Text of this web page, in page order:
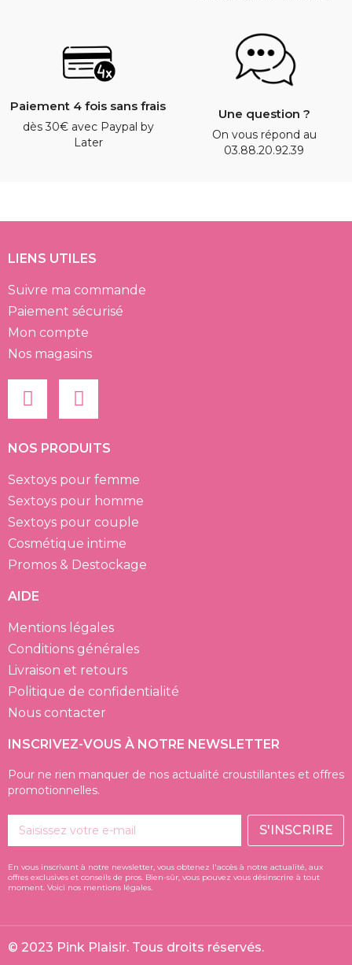
Paiement 4 fois sans frais
dès 30€ avec Paypal by
Later
Une question ?
On vous répond au
03.88.20.92.39
LIENS UTILES
Suivre ma commande
Paiement sécurisé
Mon compte
Nos magasins
NOS PRODUITS
Sextoys pour femme
Sextoys pour homme
Sextoys pour couple
Cosmétique intime
Promos & Destockage
AIDE
Mentions légales
Conditions générales
Livraison et retours
Politique de confidentialité
Nous contacter
INSCRIVEZ-VOUS À NOTRE NEWSLETTER
Pour ne rien manquer de nos actualité croustillantes et offres
promotionnelles.
S'INSCRIRE
En vous inscrivant à notre newsletter, vous obtenez l'accès à notre actualité, aux
offres exclusives et conseils de pros. Bien-sûr, vous pouvez vous désinscrire à tout
moment. Voici nos mentions légales.
© 2023 Pink Plaisir. Tous droits réservés.